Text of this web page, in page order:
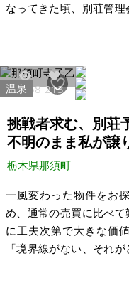
なってきた頃、別荘管
ため足が遠のき、廃屋化
江戸村至近距離の環境で
ですので、セカンドハウ
在、更地です。定期的
な状態です。日光江戸村
35968 213
温泉
挑戦者求む、別荘
不明のまま私が譲
栃木県那須町
一風変わった物件をお
め、通常の売買に比べ
に工夫次第で大きな価
「境界線がない、それ
な方に、ぜひ手にして